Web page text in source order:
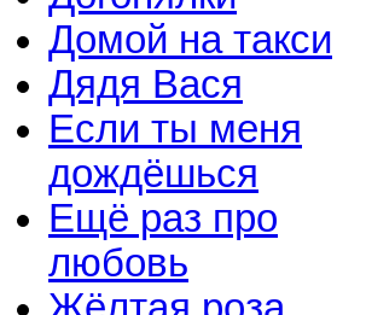
Домой на такси
Дядя Вася
Если ты меня
дождёшься
Ещё раз про
любовь